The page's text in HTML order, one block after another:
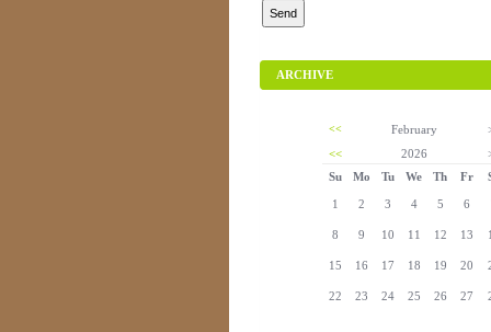
ARCHIVE
<< February
<<
2026
Su
Mo Tu We Th Fr
1 2 3 4 5 6
8 9 10 11 12 13
15 16 17 18 19 20
22 23 24 25 26 27